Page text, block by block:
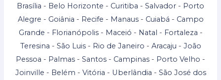
Brasília - Belo Horizonte - Curitiba - Salvador - Porto
Alegre - Goiânia - Recife - Manaus- Cuiabá - Campo
Grande - Florianópolis- Maceió - Natal - Fortaleza -
Teresina - São Luis- Rio de Janeiro - Aracaju - João
Pessoa - Palmas - Santos - Campinas - Porto Velho -
Joinville - Belém - Vitória - Uberlândia - São José dos